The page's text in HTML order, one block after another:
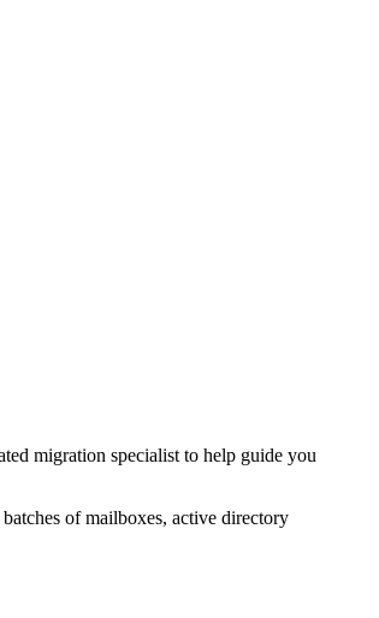
migration specialist to help guide you
of mailboxes, active directory